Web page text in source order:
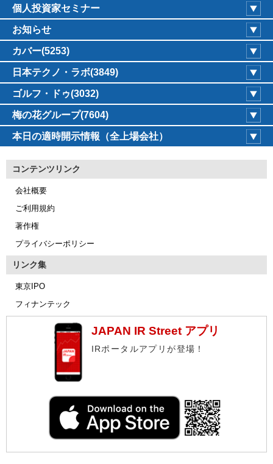
個人投資家セミナー
お知らせ
カバー(5253)
日本テクノ・ラボ(3849)
ゴルフ・ドゥ(3032)
梅の花グループ(7604)
本日の適時開示情報（全上場会社）
コンテンツリンク
会社概要
ご利用規約
著作権
プライバシーポリシー
リンク集
東京IPO
フィナンテック
JAPAN IR Street アプリ
IRポータルアプリが登場！